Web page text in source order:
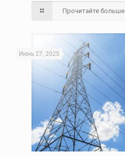
Прочитайте больше
Июнь 27, 2025